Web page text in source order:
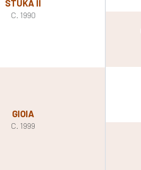
STUKA II
C. 1990
GIOIA
C. 1999